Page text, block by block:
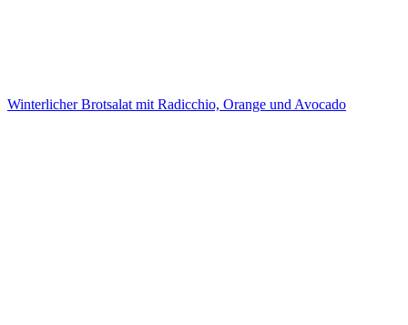
Winterlicher Brotsalat mit Radicchio, Orange und Avocado